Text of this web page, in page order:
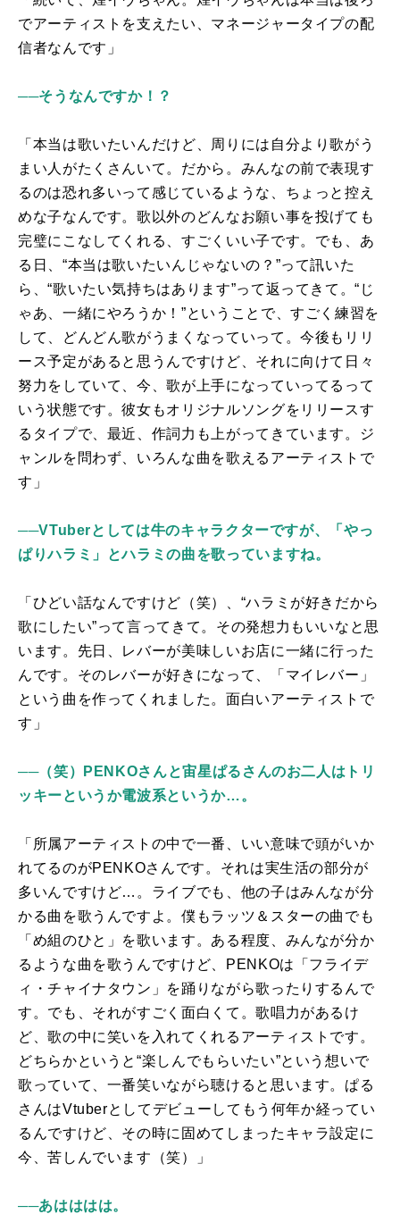
でアーティストを支えたい、マネージャータイプの配
信者なんです」
──そうなんですか！？
「本当は歌いたいんだけど、周りには自分より歌がう
まい人がたくさんいて。だから。みんなの前で表現す
るのは恐れ多いって感じているような、ちょっと控え
めな子なんです。歌以外のどんなお願い事を投げても
完璧にこなしてくれる、すごくいい子です。でも、あ
る日、“本当は歌いたいんじゃないの？”って訊いた
ら、“歌いたい気持ちはあります”って返ってきて。“じ
ゃあ、一緒にやろうか！”ということで、すごく練習を
して、どんどん歌がうまくなっていって。今後もリリ
ース予定があると思うんですけど、それに向けて日々
努力をしていて、今、歌が上手になっていってるって
いう状態です。彼女もオリジナルソングをリリースす
るタイプで、最近、作詞力も上がってきています。ジ
ャンルを問わず、いろんな曲を歌えるアーティストで
す」
──VTuberとしては牛のキャラクターですが、「やっ
ぱりハラミ」とハラミの曲を歌っていますね。
「ひどい話なんですけど（笑）、“ハラミが好きだから
歌にしたい”って言ってきて。その発想力もいいなと思
います。先日、レバーが美味しいお店に一緒に行った
んです。そのレバーが好きになって、「マイレバー」
という曲を作ってくれました。面白いアーティストで
す」
──（笑）PENKOさんと宙星ぱるさんのお二人はトリ
ッキーというか電波系というか…。
「所属アーティストの中で一番、いい意味で頭がいか
れてるのがPENKOさんです。それは実生活の部分が
多いんですけど…。ライブでも、他の子はみんなが分
かる曲を歌うんですよ。僕もラッツ＆スターの曲でも
「め組のひと」を歌います。ある程度、みんなが分か
るような曲を歌うんですけど、
PENKOは「フライデ
ィ・チャイナタウン」を踊りながら歌ったりするんで
す。でも、それがすごく面白くて。歌唱力があるけ
ど、歌の中に笑いを入れてくれるアーティストです。
どちらかというと“楽しんでもらいたい”という想いで
歌っていて、一番笑いながら聴けると思います。ぱる
さんはVtuberとしてデビューしてもう何年か経ってい
るんですけど、その時に固めてしまったキャラ設定に
今、苦しんでいます（笑）」
──あはははは。